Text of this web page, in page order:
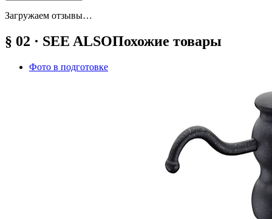
Загружаем отзывы…
§ 02 · SEE ALSOПохожие товары
Фото в подготовке